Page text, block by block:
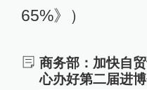
65%》）
商务部：加快自
心办好第二届进